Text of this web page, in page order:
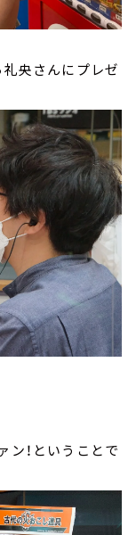
央さんにプレゼ
！ということで